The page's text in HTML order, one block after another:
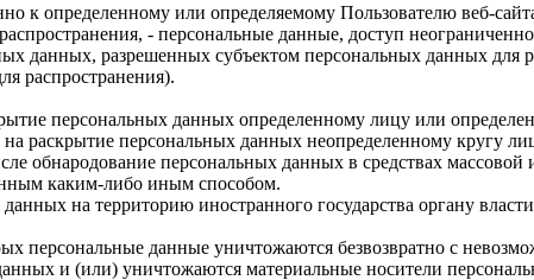
к определенному или определяемому Пользователю веб-
- персональные данные, доступ
данных, разрешенных субъектом персональных данных для
распространения).
персональных данных определенному лицу или
раскрытие персональных данных неопределенному кругу
обнародование персональных данных в средствах
каким-либо иным способом.
на территорию иностранного государства органу
персональные данные уничтожаются безвозвратно с
и (или) уничтожаются материальные носители